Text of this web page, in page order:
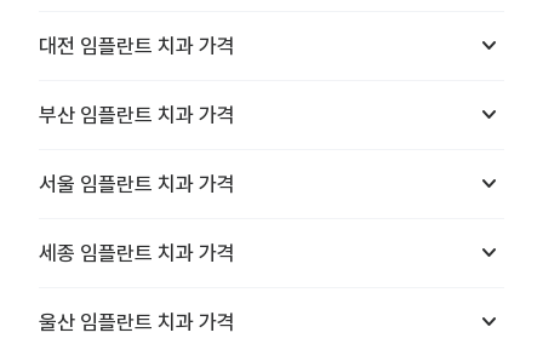
대전 임플란트 치과 가격 keyboard_arrow_down
부산 임플란트 치과 가격 keyboard_arrow_down
서울 임플란트 치과 가격 keyboard_arrow_down
세종 임플란트 치과 가격 keyboard_arrow_down
울산 임플란트 치과 가격 keyboard_arrow_down